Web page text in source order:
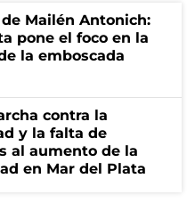
Mailén Antonich:
pone el foco en la
la emboscada
contra la
y la falta de
al aumento de la
en Mar del Plata